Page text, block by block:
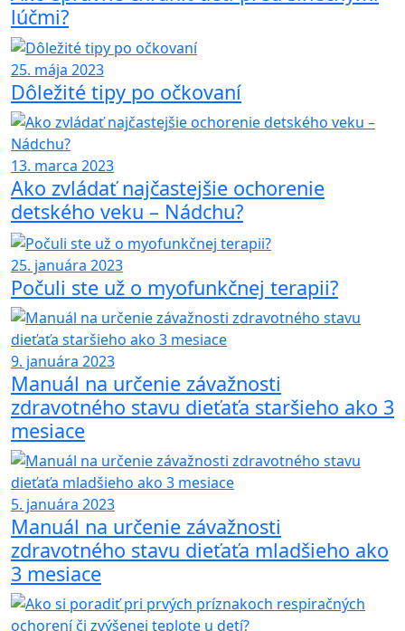
lúčmi?
25. mája 2023
Dôležité tipy po očkovaní
13. marca 2023
Ako zvládať najčastejšie ochorenie
detského veku – Nádchu?
25. januára 2023
Počuli ste už o myofunkčnej terapii?
9. januára 2023
Manuál na určenie závažnosti
zdravotného stavu dieťaťa staršieho ako 3
mesiace
5. januára 2023
Manuál na určenie závažnosti
zdravotného stavu dieťaťa mladšieho ako
3 mesiace